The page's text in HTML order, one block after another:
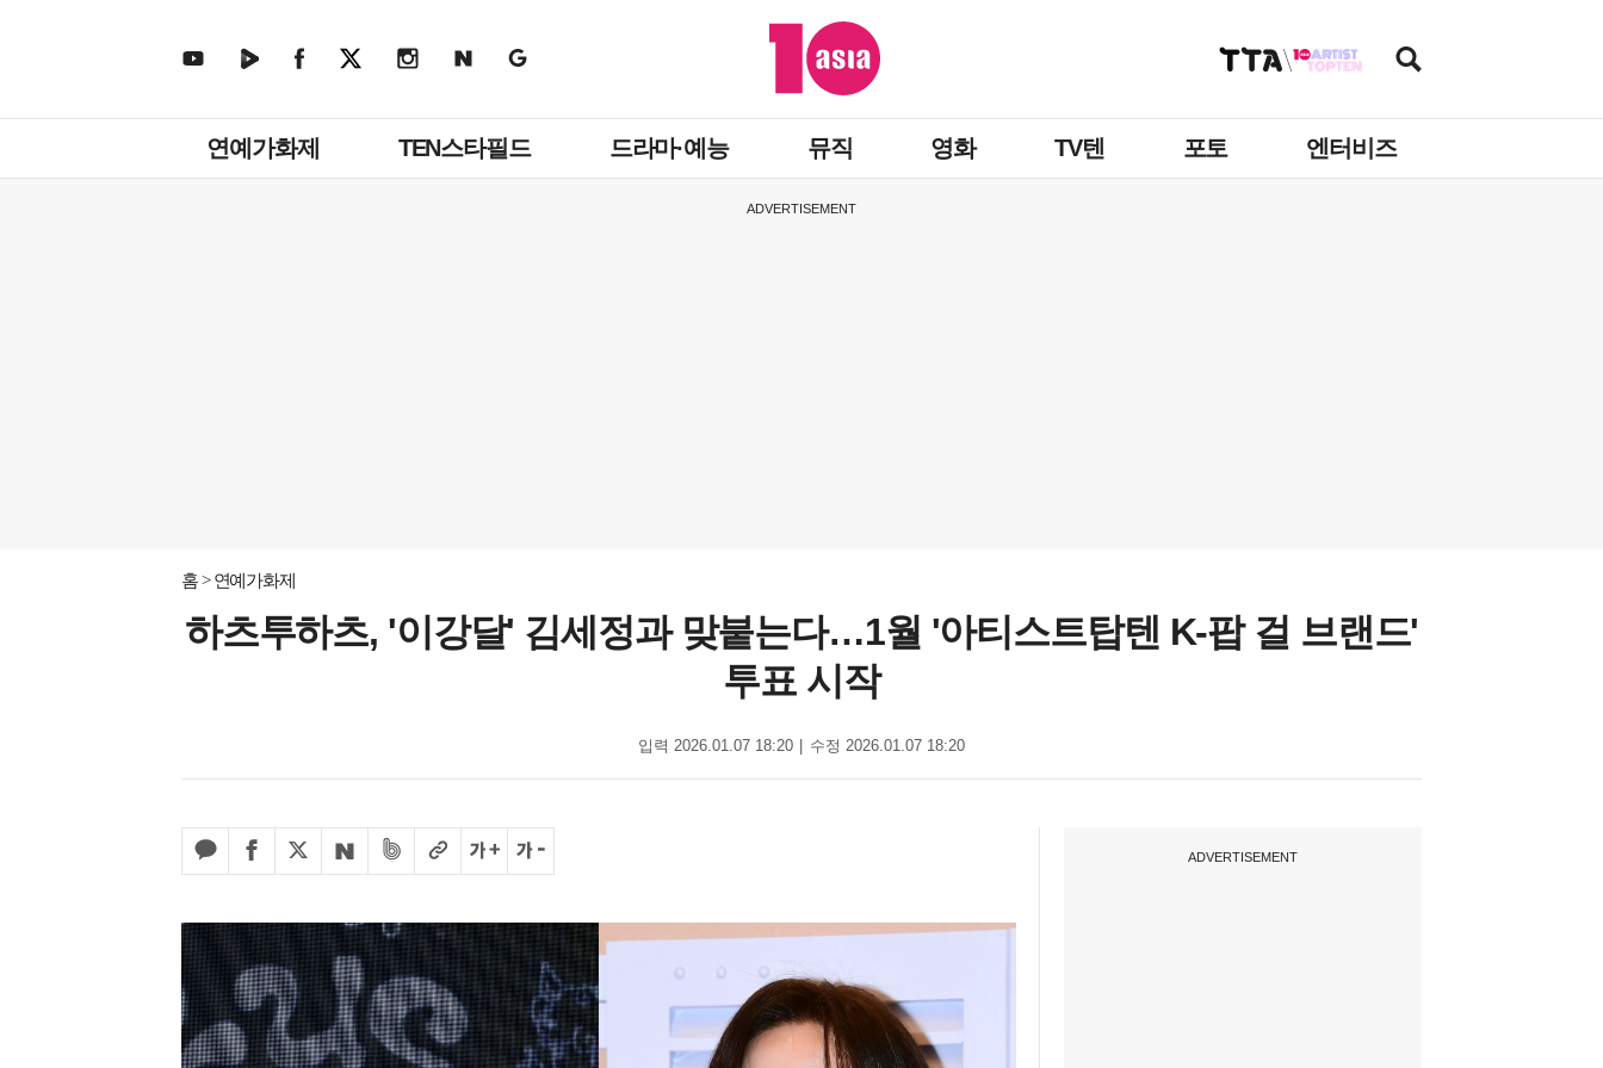
뉴
연예가화제 TEN스타필드 드라마·예능 뮤직 영화 TV텐 포토 엔터비즈
ADVERTISEMENT
홈 연예가화제
하츠투하츠, '이강달' 김세정과 맞붙는다…1월 '아티스트탑텐 K-팝 걸 브랜드'
투표 시작
입력 2026.01.07 18:20 수정 2026.01.07 18:20
ADVERTISEMENT